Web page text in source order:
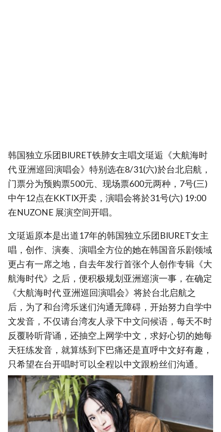
韩国独立乐团BIURET铁肺女主唱文珽逅《大航海时
代 亚洲巡回演唱会》特别选在8/31(六)於台北启航，
门票分为预购票500元、现场票600元两种，7号(三)
中午12点在KKTIX开卖，演唱会将於31号(六) 19:00
在NUZONE 展演空间开唱。
文珽逅原本是出道17年的韩国独立乐团BIURET女主
唱，创作、演奏、演唱全方位的她在韩国音乐剧领域
更占有一席之地，自去年发行首张个人创作专辑《大
航海时代》之后，便积极规划亚洲巡演一事，在确定
《大航海时代 亚洲巡回演唱会》将於台北启航之
后，为了和台湾乐迷们沟通无障碍，开始努力自学中
文发音，不仅请台湾友人录下中文问候语，每天不时
反覆聆听背诵，还抽空上网学中文，求好心切的她每
天狂练发音，就算练到下巴痛还是直呼中文好有趣，
只希望在台开唱时可以全程以中文跟粉丝们沟通。